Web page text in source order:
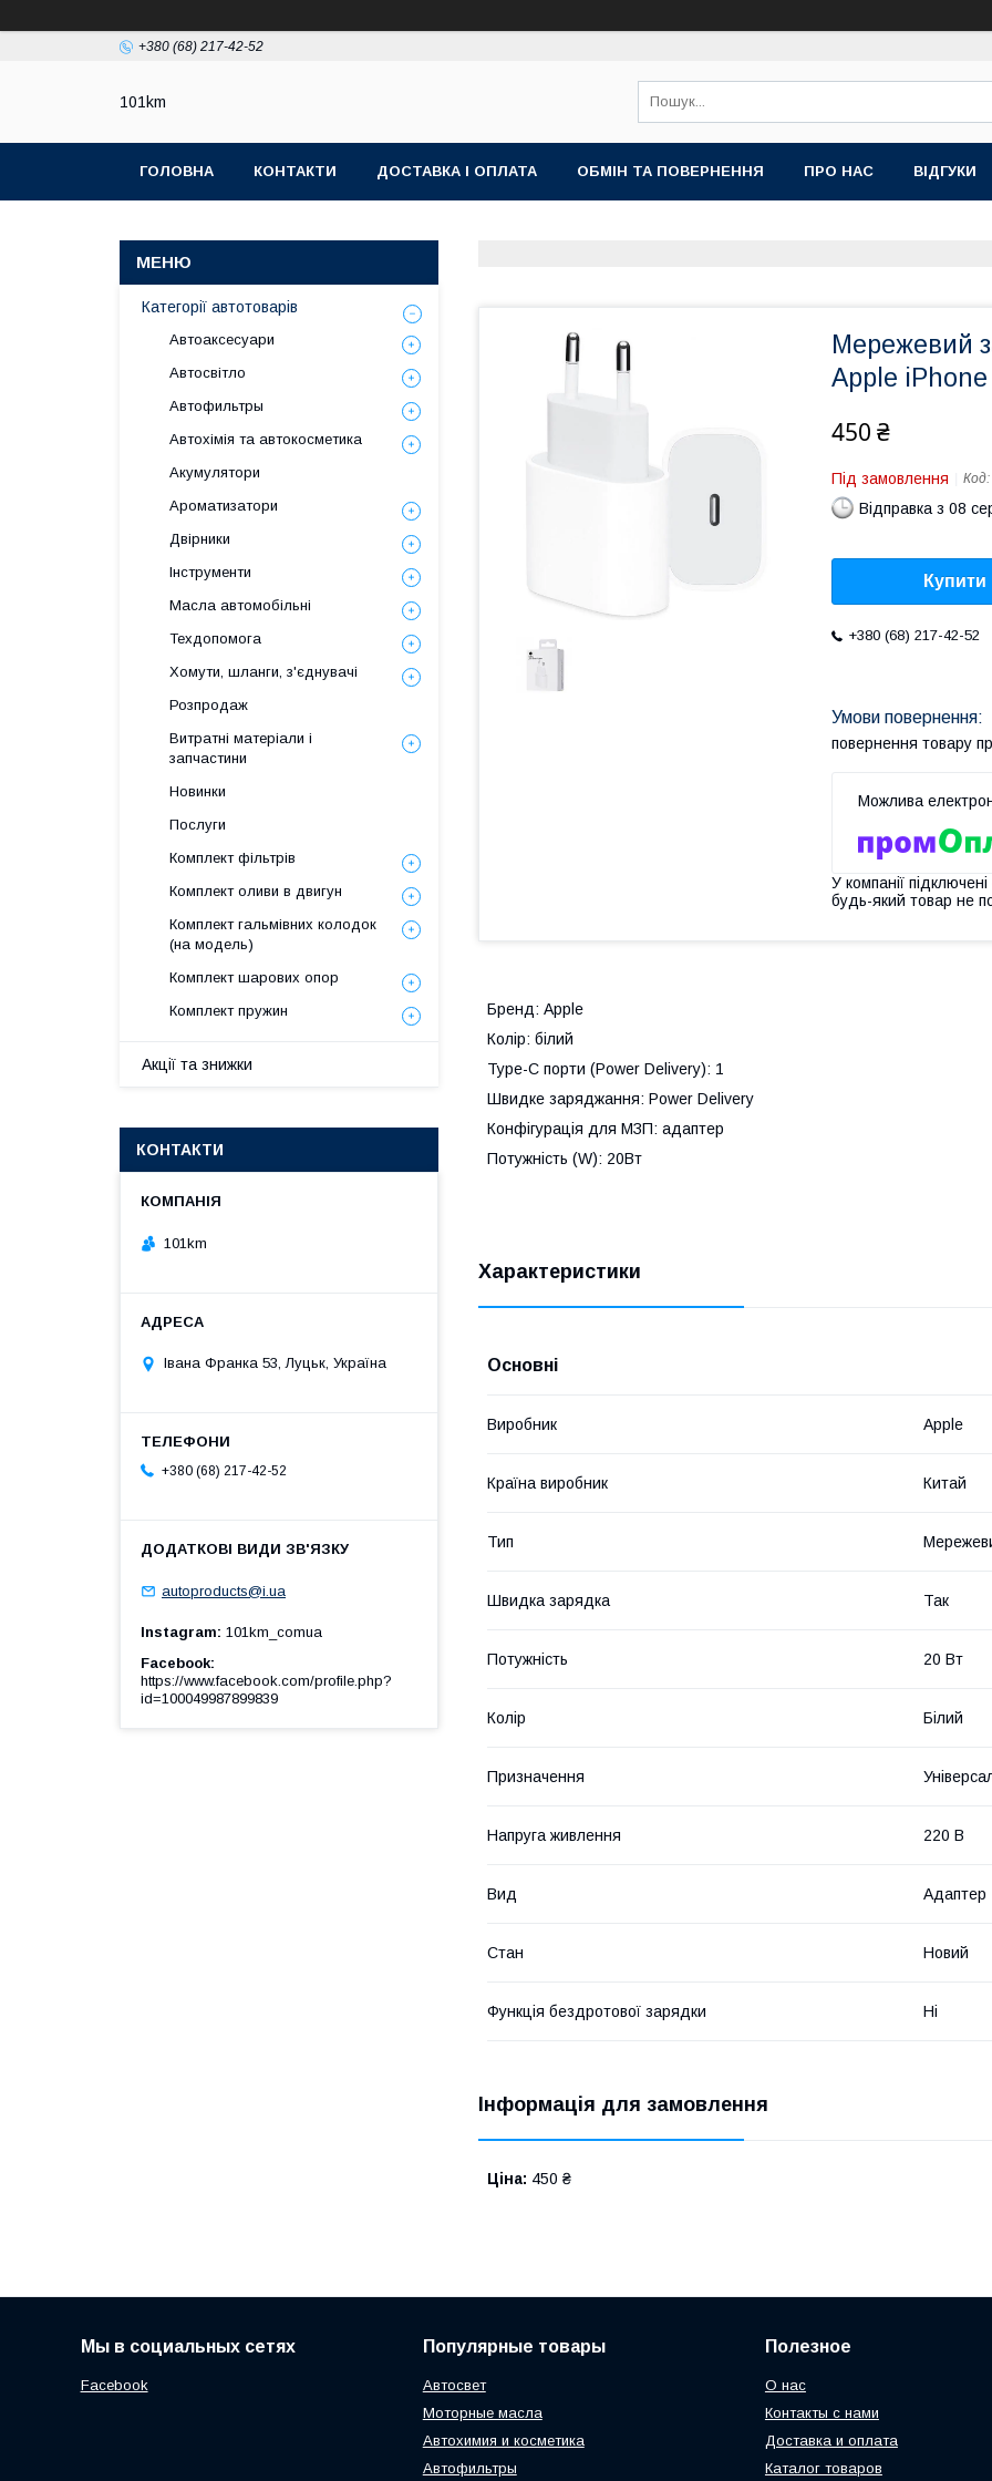
+380 (68) 217-42-52
101km
ГОЛОВНА КОНТАКТИ ДОСТАВКА І ОПЛАТА ОБМІН ТА ПОВЕРНЕННЯ ПРО НАС ВІДГУКИ
Мережевий
Apple iРhone
450 ₴
Під замовлення Код:
Відправка з 08
Купити
+380 (68) 217-42-52
повернення товару
У компанії
будь-який товар не
Бренд: Apple
Колір: білий
Type-C порти (Power Delivery): 1
Швидке заряджання: Power Delivery
Конфігурація для МЗП: адаптер
Потужність (W): 20Вт
Характеристики
Основні
Виробник Apple
Країна виробник Китай
Тип
Швидка зарядка Так
Потужність 20 Вт
Колір Білий
Призначення
Напруга живлення 220 В
Вид Адаптер
Стан Новий
Функція бездротової зарядки Ні
Інформація для замовлення
Ціна: 450 ₴
Категорії автотоварів
Автоаксесуари
Автосвітло
Автофильтры
Автохімія та автокосметика
Акумулятори
Ароматизатори
Двірники
Інструменти
Масла автомобільні
Техдопомога
Хомути, шланги, з'єднувачі
Розпродаж
Витратні матеріали і
запчастини
Новинки
Послуги
Комплект фільтрів
Комплект оливи в двигун
Комплект гальмівних колодок
(на модель)
Комплект шарових опор
Комплект пружин
Акції та знижки
КОНТАКТИ
101km
Івана Франка 53, Луцьк, Україна
+380 (68) 217-42-52
autoproducts@i.ua
Instagram 101km_comua
Facebook
https://www.facebook.com/profile.php?
id=100049987899839
Мы в социальных сетях
Facebook
Популярные товары
Автосвет
Моторные масла
Автохимия и косметика
Автофильтры
Полезное
О нас
Контакты с нами
Доставка и оплата
Каталог товаров